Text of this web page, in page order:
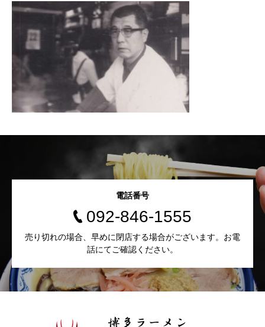
電話番号
092-846-1555
売り切れの場合、早めに閉店する場合がございます。お電
話にてご確認ください。